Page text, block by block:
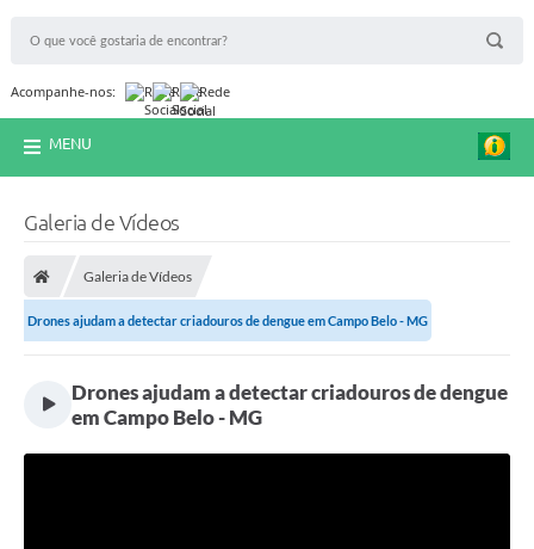
Acompanhe-nos:
MENU
Galeria de Vídeos
Galeria de Vídeos
Drones ajudam a detectar criadouros de dengue em Campo Belo - MG
Drones ajudam a detectar criadouros de dengue
em Campo Belo - MG